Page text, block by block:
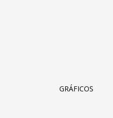
GRÁFICOS